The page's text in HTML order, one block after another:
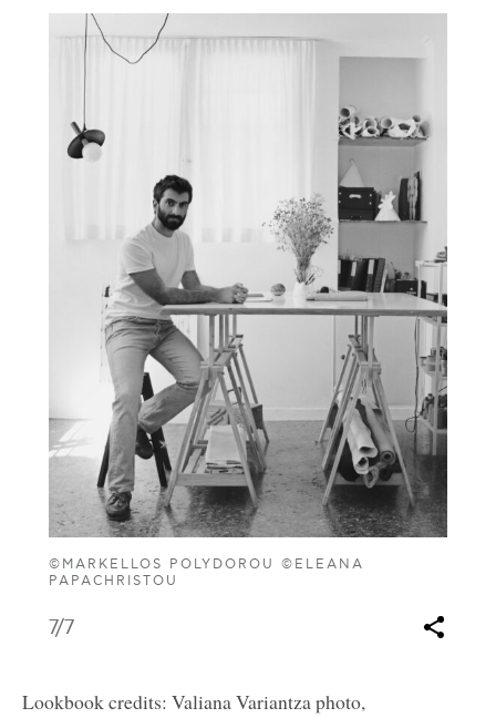
©MARKELLOS POLYDOROU ©ELEANA
PAPACHRISTOU
7/7
Lookbook credits: Valiana Variantza photo,